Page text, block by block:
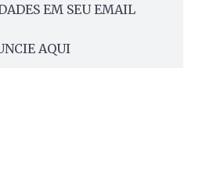
EM SEU EMAIL
AQUI